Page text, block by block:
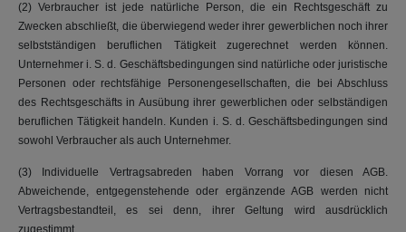
(2) Verbraucher ist jede natürliche Persоn, die ein Rechtsgeschäft zu
Zwecken abschließt, die überwiegend weder ihrer gewerblichen noch ihrer
selbstständigen beruflichen Tätigkeit zugerechnet werden können.
Unternehmer i. S. d. Geschäftsbedingungen sind natürliche oder juristische
Personen oder rechtsfähige Personengesellschaften, die bei Abschluss
des Rechtsgeschäfts in Ausübung ihrer gewerblichen oder selbständigen
beruflichen Tätigkeit handeln. Kunden i. S. d. Geschäftsbedingungen sind
sowohl Verbraucher als auch Unternehmer.
(3) Individuelle Vertragsabreden haben Vorrang vor diesen AGB.
Abweichende, entgegenstehende oder ergänzende AGB werden nicht
Vertragsbestandteil, es sei denn, ihrer Geltung wird ausdrücklich
zugestimmt.